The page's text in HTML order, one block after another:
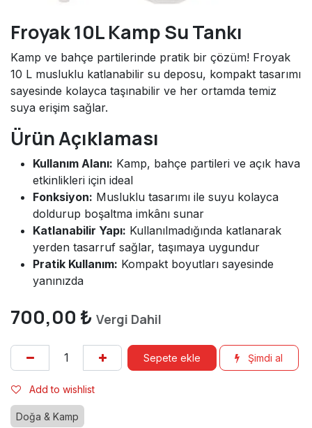
Froyak 10L Kamp Su Tankı
Kamp ve bahçe partilerinde pratik bir çözüm! Froyak
10 L musluklu katlanabilir su deposu, kompakt tasarımı
sayesinde kolayca taşınabilir ve her ortamda temiz
suya erişim sağlar.
Ürün Açıklaması
Kullanım Alanı: Kamp, bahçe partileri ve açık hava
etkinlikleri için ideal
Fonksiyon: Musluklu tasarımı ile suyu kolayca
doldurup boşaltma imkânı sunar
Katlanabilir Yapı: Kullanılmadığında katlanarak
yerden tasarruf sağlar, taşımaya uygundur
Pratik Kullanım: Kompakt boyutları sayesinde
yanınızda
700,00 ₺ Vergi Dahil
Sepete ekle Şimdi al
Add to wishlist
Doğa & Kamp